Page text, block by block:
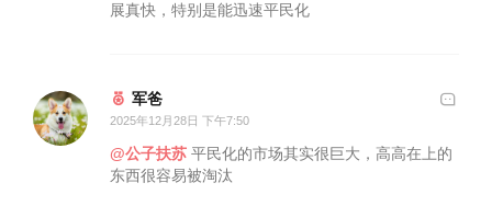
展真快，特别是能迅速平民化
军爸
2025年12月28日 下午7:50
@公子扶苏 平民化的市场其实很巨大，高高在上的
东西很容易被淘汰